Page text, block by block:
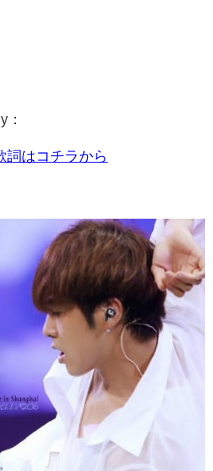
詞はコチラから